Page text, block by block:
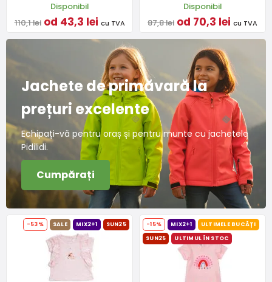
Disponibil
110,1 lei od 43,3 lei cu TVA
Disponibil
87,8 lei od 70,3 lei cu TVA
Jachete de primăvară la
prețuri excelente
Echipați-vă pentru oraș și pentru munte cu jachetele
Pidilidi.
Cumpărați
-53% SALE MIX2+1 SUN25 -15% MIX2+1
ULTIMELE BUCĂȚI
SUN25
ULTIMUL ÎN STOC